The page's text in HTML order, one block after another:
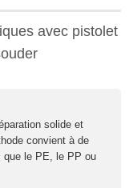
avec pistolet
solide et
convient à de
que le PE, le PP ou